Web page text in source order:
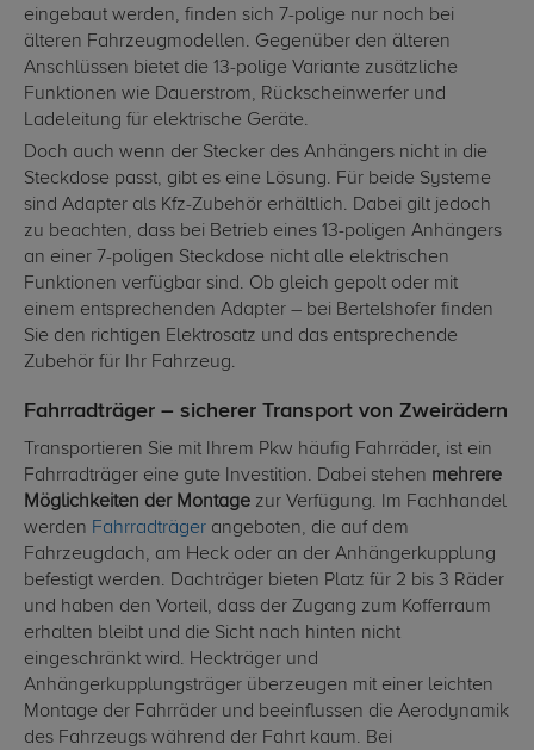
eingebaut werden, finden sich 7-polige nur noch bei
älteren Fahrzeugmodellen. Gegenüber den älteren
Anschlüssen bietet die 13-polige Variante zusätzliche
Funktionen wie Dauerstrom, Rückscheinwerfer und
Ladeleitung für elektrische Geräte.
Doch auch wenn der Stecker des Anhängers nicht in die
Steckdose passt, gibt es eine Lösung. Für beide Systeme
sind Adapter als Kfz-Zubehör erhältlich. Dabei gilt jedoch
zu beachten, dass bei Betrieb eines 13-poligen Anhängers
an einer 7-poligen Steckdose nicht alle elektrischen
Funktionen verfügbar sind. Ob gleich gepolt oder mit
einem entsprechenden Adapter – bei Bertelshofer finden
Sie den richtigen Elektrosatz und das entsprechende
Zubehör für Ihr Fahrzeug.
Fahrradträger – sicherer Transport von Zweirädern
Transportieren Sie mit Ihrem Pkw häufig Fahrräder, ist ein
Fahrradträger eine gute Investition. Dabei stehen mehrere
Möglichkeiten der Montage zur Verfügung. Im Fachhandel
werden Fahrradträger angeboten, die auf dem
Fahrzeugdach, am Heck oder an der Anhängerkupplung
befestigt werden. Dachträger bieten Platz für 2 bis 3 Räder
und haben den Vorteil, dass der Zugang zum Kofferraum
erhalten bleibt und die Sicht nach hinten nicht
eingeschränkt wird. Heckträger und
Anhängerkupplungsträger überzeugen mit einer leichten
Montage der Fahrräder und beeinflussen die Aerodynamik
des Fahrzeugs während der Fahrt kaum. Bei